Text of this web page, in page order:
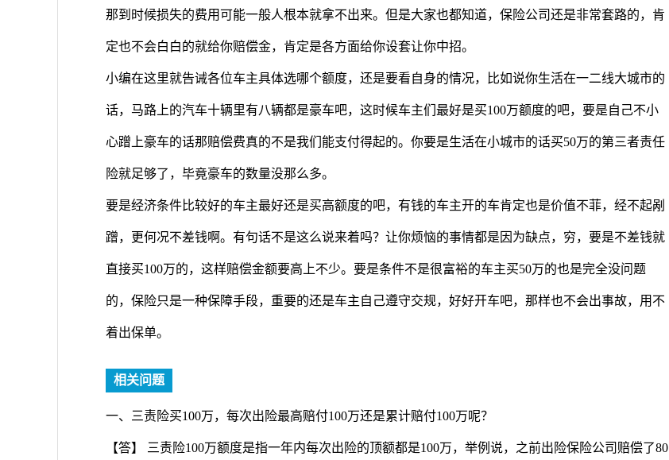
那到时候损失的费用可能一般人根本就拿不出来。但是大家也都知道，保险公司还是非常套路的，肯
定也不会白白的就给你赔偿金，肯定是各方面给你设套让你中招。
小编在这里就告诫各位车主具体选哪个额度，还是要看自身的情况，比如说你生活在一二线大城市的
话，马路上的汽车十辆里有八辆都是豪车吧，这时候车主们最好是买100万额度的吧，要是自己不小
心蹭上豪车的话那赔偿费真的不是我们能支付得起的。你要是生活在小城市的话买50万的第三者责任
险就足够了，毕竟豪车的数量没那么多。
要是经济条件比较好的车主最好还是买高额度的吧，有钱的车主开的车肯定也是价值不菲，经不起剐
蹭，更何况不差钱啊。有句话不是这么说来着吗？让你烦恼的事情都是因为缺点，穷，要是不差钱就
直接买100万的，这样赔偿金额要高上不少。要是条件不是很富裕的车主买50万的也是完全没问题
的，保险只是一种保障手段，重要的还是车主自己遵守交规，好好开车吧，那样也不会出事故，用不
着出保单。
相关问题
一、三责险买100万，每次出险最高赔付100万还是累计赔付100万呢？
【答】 三责险100万额度是指一年内每次出险的顶额都是100万，举例说，之前出险保险公司赔偿了80